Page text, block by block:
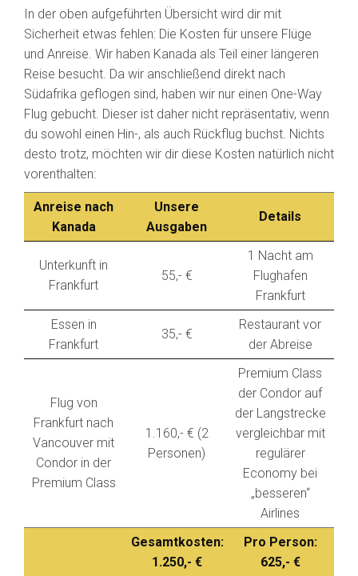
In der oben aufgeführten Übersicht wird dir mit
Sicherheit etwas fehlen: Die Kosten für unsere Flüge
und Anreise. Wir haben Kanada als Teil einer längeren
Reise besucht. Da wir anschließend direkt nach
Südafrika geflogen sind, haben wir nur einen One-Way
Flug gebucht. Dieser ist daher nicht repräsentativ, wenn
du sowohl einen Hin-, als auch Rückflug buchst. Nichts
desto trotz, möchten wir dir diese Kosten natürlich nicht
vorenthalten:
Anreise nach
Kanada
Unsere
Ausgaben
Details
Unterkunft in
Frankfurt
55,- €
1 Nacht am
Flughafen
Frankfurt
Essen in
Frankfurt
35,- €
Restaurant vor
der Abreise
Flug von
Frankfurt nach
Vancouver mit
Condor in der
Premium Class
1.160,- € (2
Personen)
Premium Class
der Condor auf
der Langstrecke
vergleichbar mit
regulärer
Economy bei
„besseren“
Airlines
Gesamtkosten:
1.250,- €
Pro Person:
625,- €